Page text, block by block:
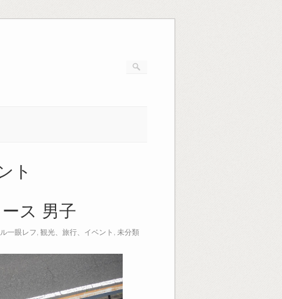
ト
ス 男子
一眼レフ 観光、旅行、イベント 未分類